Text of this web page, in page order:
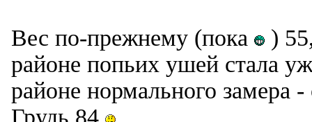
Вес по-прежнему (пока
)
районе попьих ушей стала
районе нормального замера